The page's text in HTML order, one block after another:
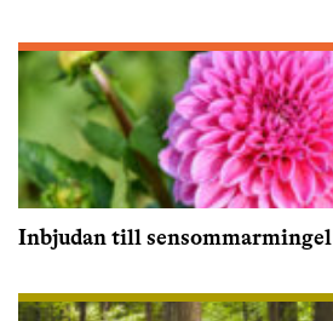
Inbjudan till sensommarmingel